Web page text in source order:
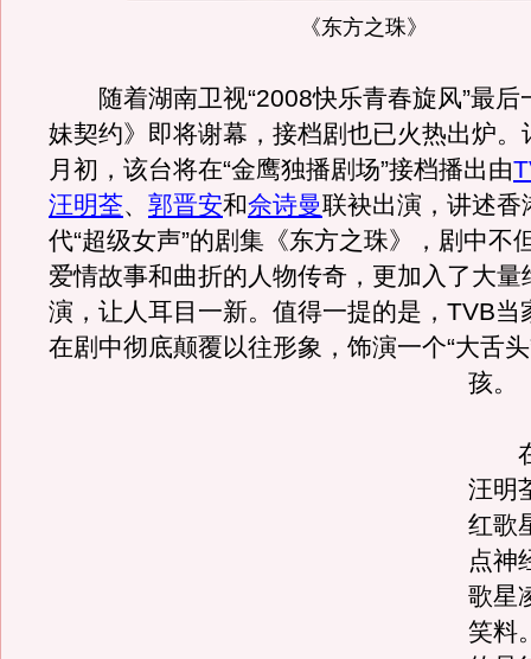
《东方之珠》
随着湖南卫视“2008快乐青春旋风”最后
妹契约》即将谢幕，接档剧也已火热出炉。
月初，该台将在“金鹰独播剧场”接档播出由
汪明荃、 郭晋安和佘诗曼联袂出演，讲述香
代“超级女声”的剧集《东方之珠》，剧中不
爱情故事和曲折的人物传奇，更加入了大量
演，让人耳目一新。值得一提的是，TVB当
在剧中彻底颠覆以往形象，饰演一个“大舌
孩。
在
汪明
红歌
点神
歌星
笑料